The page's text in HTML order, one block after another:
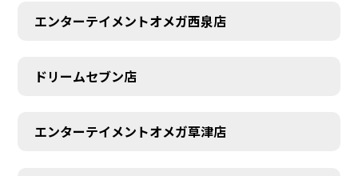
エンターテイメントオメガ西泉店
ドリームセブン店
エンターテイメントオメガ草津店